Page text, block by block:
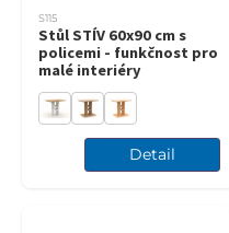
S115
Stůl STÍV 60x90 cm s
policemi - funkčnost pro
malé interiéry
Detail